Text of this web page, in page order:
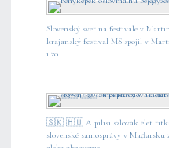
Slovenský svet na festivale v
krajanský festival MS spojil v
i zo...
🇸🇰 🇭🇺 A pilisi szlovák élet
slovenské samosprávy v Maďarsku